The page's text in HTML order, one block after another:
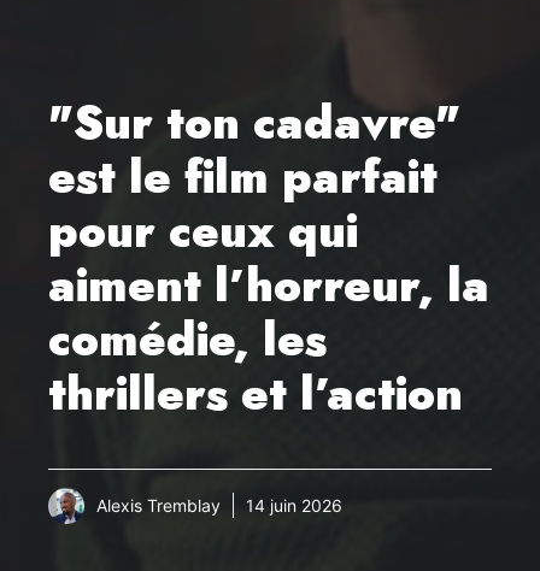
"Sur ton cadavre"
est le film parfait
pour ceux qui
aiment l’horreur, la
comédie, les
thrillers et l’action
Alexis Tremblay 14 juin 2026